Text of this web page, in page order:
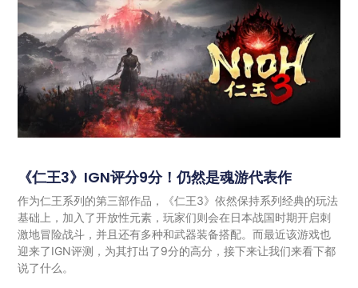
《仁王3》IGN评分9分！仍然是魂游代表作
作为仁王系列的第三部作品，《仁王3》依然保持系列经典的玩法
基础上，加入了开放性元素，玩家们则会在日本战国时期开启刺
激地冒险战斗，并且还有多种和武器装备搭配。而最近该游戏也
迎来了IGN评测，为其打出了9分的高分，接下来让我们来看下都
说了什么。